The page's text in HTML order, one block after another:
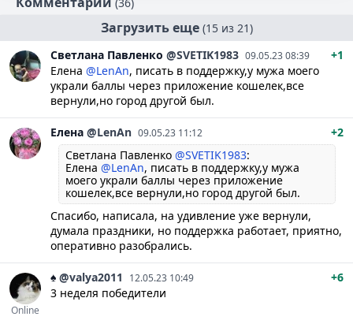
Загрузить еще (15 из 21)
Светлана Павленко @SVETIK1983 09.05.23 08:39
+1
Елена @LenAn, писать в поддержку,у мужа моего
украли баллы через приложение кошелек,все
вернули,но город другой был.
Елена @LenAn 09.05.23 11:12
+2
Светлана Павленко @SVETIK1983:
Елена @LenAn, писать в поддержку,у мужа
моего украли баллы через приложение
кошелек,все вернули,но город другой был.
Спасибо, написала, на удивление уже вернули,
думала праздники, но поддержка работает, приятно,
оперативно разобрались.
Online
♠️ @valya2011 12.05.23 10:49
+6
3 неделя победители